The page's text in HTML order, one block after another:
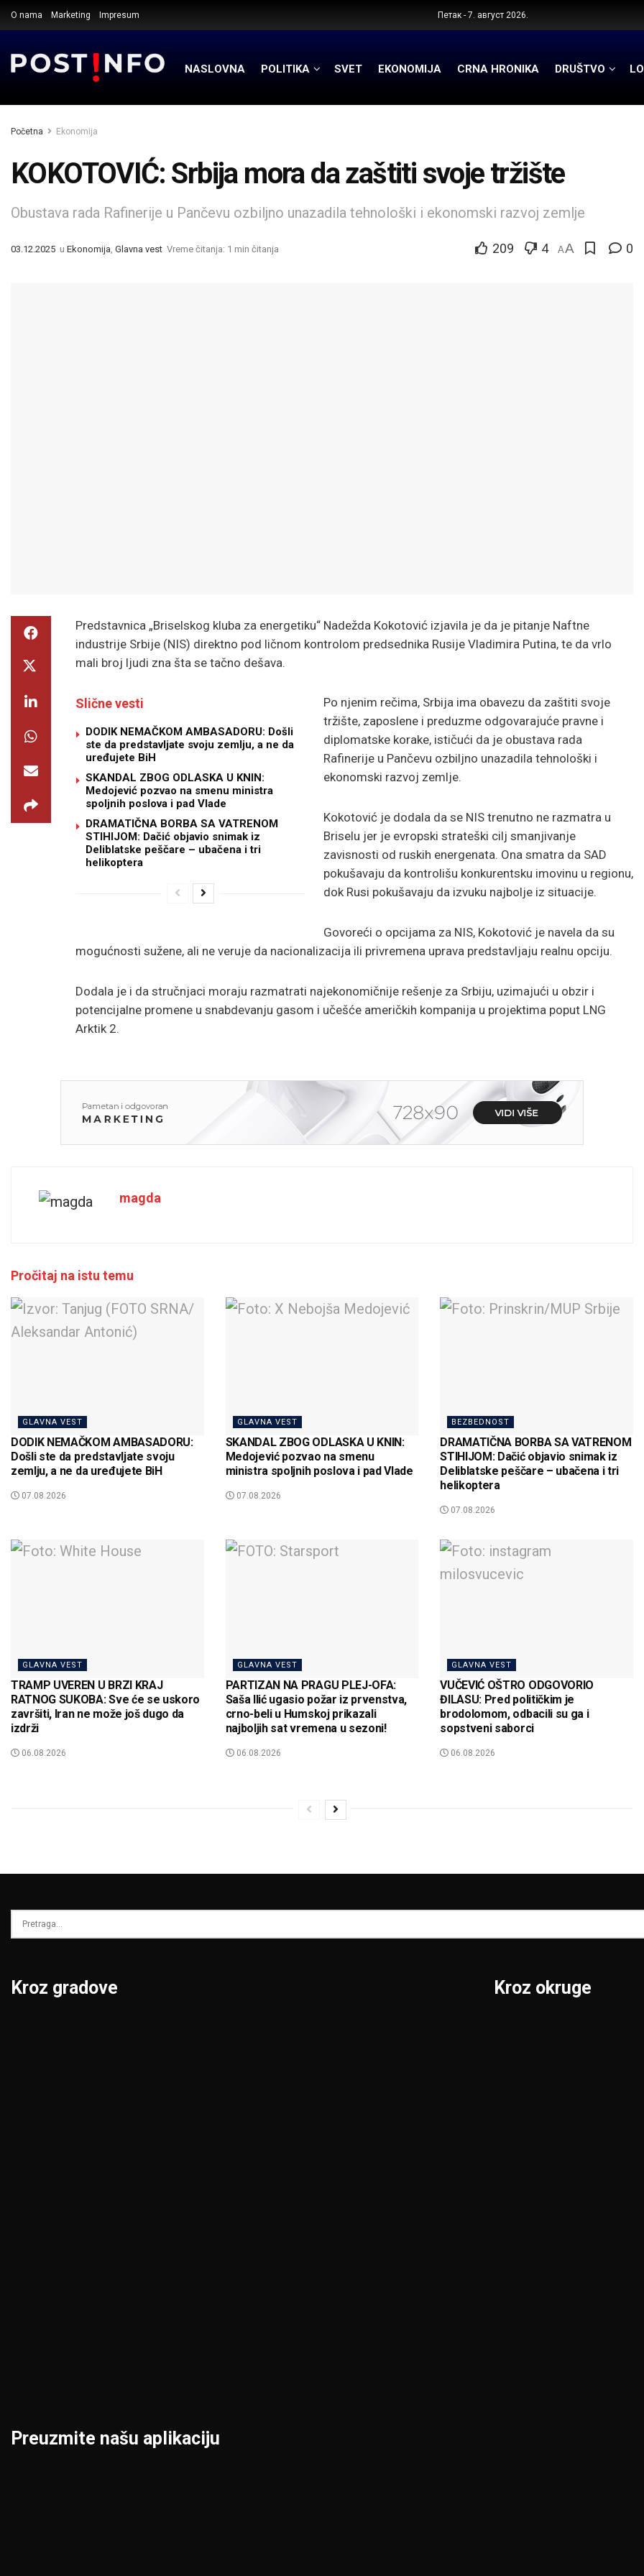
O nama Marketing Impresum Петак - 7. август 2026.
NASLOVNA POLITIKA SVET EKONOMIJA CRNA HRONIKA DRUŠTVO
Početna Ekonomija
KOKOTOVIĆ: Srbija mora da zaštiti svoje tržište
Obustava rada Rafinerije u Pančevu ozbiljno unazadila tehnološki i ekonomski razvoj zemlje
03.12.2025 u Ekonomija Glavna vest Vreme čitanja: 1 min čitanja 209 4 AA 0
Predstavnica „Briselskog kluba za energetiku“ Nadežda Kokotović izjavila je da je pitanje Naftne
industrije Srbije (NIS) direktno pod ličnom kontrolom predsednika Rusije Vladimira Putina, te da vrlo
mali broj ljudi zna šta se tačno dešava.
Slične vesti
DODIK NEMAČKOM AMBASADORU: Došli
ste da predstavljate svoju zemlju, a ne da
uređujete BiH
SKANDAL ZBOG ODLASKA U KNIN:
Medojević pozvao na smenu ministra
spoljnih poslova i pad Vlade
DRAMATIČNA BORBA SA VATRENOM
STIHIJOM: Dačić objavio snimak iz
Deliblatske peščare – ubačena i tri
helikoptera
Po njenim rečima, Srbija ima obavezu da zaštiti svoje
tržište, zaposlene i preduzme odgovarajuće pravne i
diplomatske korake, ističući da je obustava rada
Rafinerije u Pančevu ozbiljno unazadila tehnološki i
ekonomski razvoj zemlje.
Kokotović je dodala da se NIS trenutno ne razmatra u
Briselu jer je evropski strateški cilj smanjivanje
zavisnosti od ruskih energenata. Ona smatra da SAD
pokušavaju da kontrolišu konkurentsku imovinu u regionu,
dok Rusi pokušavaju da izvuku najbolje iz situacije.
Govoreći o opcijama za NIS, Kokotović je navela da su
mogućnosti sužene, ali ne veruje da nacionalizacija ili privremena uprava predstavljaju realnu opciju.
Dodala je i da stručnjaci moraju razmatrati najekonomičnije rešenje za Srbiju, uzimajući u obzir i
potencijalne promene u snabdevanju gasom i učešće američkih kompanija u projektima poput LNG
Arktik 2.
magda
Pročitaj na istu temu
GLAVNA VEST
DODIK NEMAČKOM AMBASADORU:
Došli ste da predstavljate svoju
zemlju, a ne da uređujete BiH
07.08.2026
GLAVNA VEST
SKANDAL ZBOG ODLASKA U KNIN:
Medojević pozvao na smenu
ministra spoljnih poslova i pad Vlade
07.08.2026
BEZBEDNOST
DRAMATIČNA BORBA SA VATRENOM
STIHIJOM: Dačić objavio snimak iz
Deliblatske peščare – ubačena i tri
helikoptera
07.08.2026
GLAVNA VEST
TRAMP UVEREN U BRZI KRAJ
RATNOG SUKOBA: Sve će se uskoro
završiti, Iran ne može još dugo da
izdrži
06.08.2026
GLAVNA VEST
PARTIZAN NA PRAGU PLEJ-OFA:
Saša Ilić ugasio požar iz prvenstva,
crno-beli u Humskoj prikazali
najboljih sat vremena u sezoni!
06.08.2026
GLAVNA VEST
VUČEVIĆ OŠTRO ODGOVORIO
ĐILASU: Pred političkim je
brodolomom, odbacili su ga i
sopstveni saborci
06.08.2026
Kroz gradove
Preuzmite našu aplikaciju
Kroz okruge